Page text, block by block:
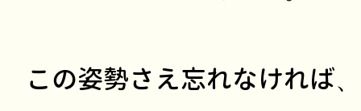
この姿勢さえ忘れなければ